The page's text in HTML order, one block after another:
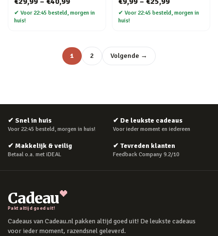
✔ Voor 22:45 besteld, morgen in
huis!
✔ Voor 22:45 besteld, morgen in
huis!
1 2 Volgende →
✔ Snel in huis
Voor 22:45 besteld, morgen in huis!
✔ De leukste cadeaus
Voor ieder moment en iedereen
✔ Makkelijk & veilig
Betaal o.a. met iDEAL
✔ Tevreden klanten
Feedback Company 9.2/10
Cadeau
Pakt altijd goed uit!
Cadeaus van Cadeau.nl pakken altijd goed uit! De leukste cadeaus
voor ieder moment, razendsnel geleverd.